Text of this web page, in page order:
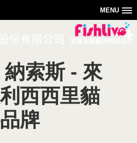
MENU
索斯 - 來
西西里貓
牌